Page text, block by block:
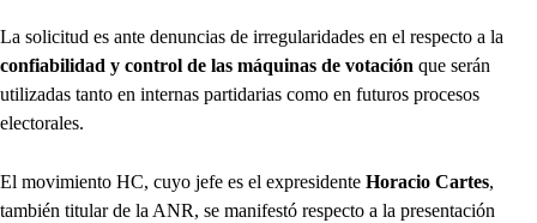
La solicitud es ante denuncias de irregularidades en el respecto a la
confiabilidad y control de las máquinas de votación que serán
utilizadas tanto en internas partidarias como en futuros procesos
electorales.
El movimiento HC, cuyo jefe es el expresidente Horacio Cartes,
también titular de la ANR, se manifestó respecto a la presentación